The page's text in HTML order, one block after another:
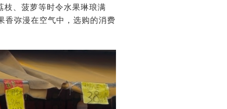
枝、菠萝等时令水果琳琅满
香弥漫在空气中，选购的消费